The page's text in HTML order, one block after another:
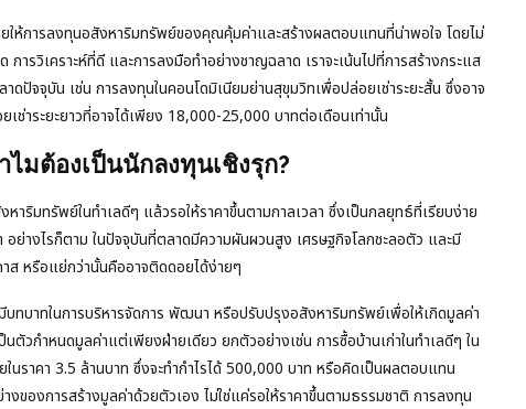
ให้การลงทุนอสังหาริมทรัพย์ของคุณคุ้มค่าและสร้างผลตอบแทนที่น่าพอใจ โดยไม่
ารวิเคราะห์ที่ดี และการลงมือทำอย่างชาญฉลาด เราจะเน้นไปที่การสร้างกระแส
ปัจจุบัน เช่น การลงทุนในคอนโดมิเนียมย่านสุขุมวิทเพื่อปล่อยเช่าระยะสั้น ซึ่งอาจ
ช่าระยะยาวที่อาจได้เพียง 18,000-25,000 บาทต่อเดือนเท่านั้น
มต้องเป็นนักลงทุนเชิงรุก?
ริมทรัพย์ในทำเลดีๆ แล้วรอให้ราคาขึ้นตามกาลเวลา ซึ่งเป็นกลยุทธ์ที่เรียบง่าย
ย่างไรก็ตาม ในปัจจุบันที่ตลาดมีความผันผวนสูง เศรษฐกิจโลกชะลอตัว และมี
ส หรือแย่กว่านั้นคืออาจติดดอยได้ง่ายๆ
ทบาทในการบริหารจัดการ พัฒนา หรือปรับปรุงอสังหาริมทรัพย์เพื่อให้เกิดมูลค่า
ตัวกำหนดมูลค่าแต่เพียงฝ่ายเดียว ยกตัวอย่างเช่น การซื้อบ้านเก่าในทำเลดีๆ ใน
ราคา 3.5 ล้านบาท ซึ่งจะทำกำไรได้ 500,000 บาท หรือคิดเป็นผลตอบแทน
ของการสร้างมูลค่าด้วยตัวเอง ไม่ใช่แค่รอให้ราคาขึ้นตามธรรมชาติ การลงทุน